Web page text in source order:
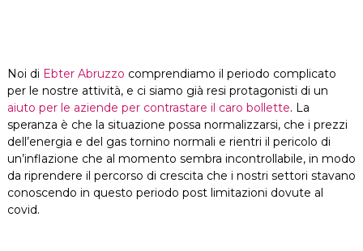
Noi di Ebter Abruzzo comprendiamo il periodo complicato
per le nostre attività, e ci siamo già resi protagonisti di un
aiuto per le aziende per contrastare il caro bollette. La
speranza è che la situazione possa normalizzarsi, che i prezzi
dell’energia e del gas tornino normali e rientri il pericolo di
un’inflazione che al momento sembra incontrollabile, in modo
da riprendere il percorso di crescita che i nostri settori stavano
conoscendo in questo periodo post limitazioni dovute al
covid.